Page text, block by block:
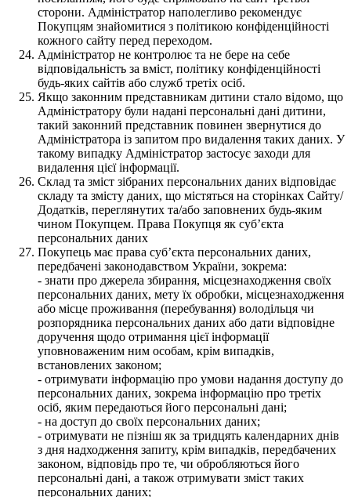
сторони. Адміністратор наполегливо рекомендує
Покупцям знайомитися з політикою конфіденційності
кожного сайту перед переходом.
Адміністратор не контролює та не бере на себе
відповідальність за вміст, політику конфіденційності
будь-яких сайтів або служб третіх осіб.
Якщо законним представникам дитини стало відомо, що
Адміністратору були надані персональні дані дитини,
такий законний представник повинен звернутися до
Адміністратора із запитом про видалення таких даних. У
такому випадку Адміністратор застосує заходи для
видалення цієї інформації.
Склад та зміст зібраних персональних даних відповідає
складу та змісту даних, що містяться на сторінках Сайту/
Додатків, переглянутих та/або заповнених будь-яким
чином Покупцем. Права Покупця як суб’єкта
персональних даних
Покупець має права суб’єкта персональних даних,
передбачені законодавством України, зокрема:
- знати про джерела збирання, місцезнаходження своїх
персональних даних, мету їх обробки, місцезнаходження
або місце проживання (перебування) володільця чи
розпорядника персональних даних або дати відповідне
доручення щодо отримання цієї інформації
уповноваженим ним особам, крім випадків,
встановлених законом;
- отримувати інформацію про умови надання доступу до
персональних даних, зокрема інформацію про третіх
осіб, яким передаються його персональні дані;
- на доступ до своїх персональних даних;
- отримувати не пізніш як за тридцять календарних днів
з дня надходження запиту, крім випадків, передбачених
законом, відповідь про те, чи обробляються його
персональні дані, а також отримувати зміст таких
персональних даних;